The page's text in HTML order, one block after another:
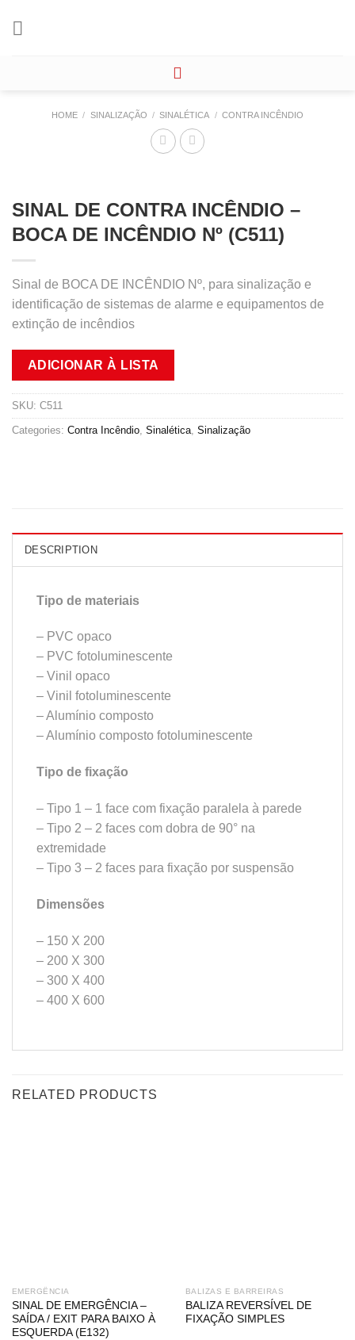
HOME / SINALIZAÇÃO / SINALÉTICA / CONTRA INCÊNDIO
SINAL DE CONTRA INCÊNDIO –
BOCA DE INCÊNDIO Nº (C511)
Sinal de BOCA DE INCÊNDIO Nº, para sinalização e
identificação de sistemas de alarme e equipamentos de
extinção de incêndios
ADICIONAR À LISTA
SKU: C511
Categories: Contra Incêndio Sinalética Sinalização
DESCRIPTION
Tipo de materiais
– PVC opaco
– PVC fotoluminescente
– Vinil opaco
– Vinil fotoluminescente
– Alumínio composto
– Alumínio composto fotoluminescente
Tipo de fixação
– Tipo 1 – 1 face com fixação paralela à parede
– Tipo 2 – 2 faces com dobra de 90° na
extremidade
– Tipo 3 – 2 faces para fixação por suspensão
Dimensões
– 150 X 200
– 200 X 300
– 300 X 400
– 400 X 600
RELATED PRODUCTS
EMERGÊNCIA
SINAL DE EMERGÊNCIA –
SAÍDA / EXIT PARA BAIXO À
ESQUERDA (E132)
BALIZAS E BARREIRAS
BALIZA REVERSÍVEL DE
FIXAÇÃO SIMPLES